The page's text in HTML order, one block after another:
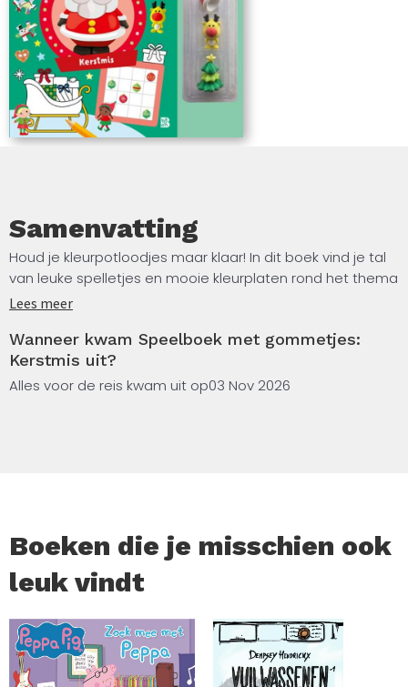
Samenvatting
Houd je kleurpotloodjes maar klaar! In dit boek vind je tal
van leuke spelletjes en mooie kleurplaten rond het thema
Kerstmis. Bovendien krijg je er drie schattige gommetjes
Veel plezier!
Lees meer
Wanneer kwam Speelboek met gommetjes:
Kerstmis uit?
Alles voor de reis kwam uit op03 Nov 2026
Boeken die je misschien ook
leuk vindt